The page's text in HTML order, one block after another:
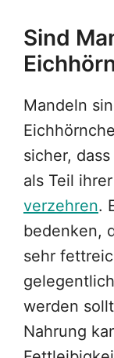
Sind
Mandeln
sicher,
als Teil
verzehren.
bedenken,
sehr
werden
Nahrung